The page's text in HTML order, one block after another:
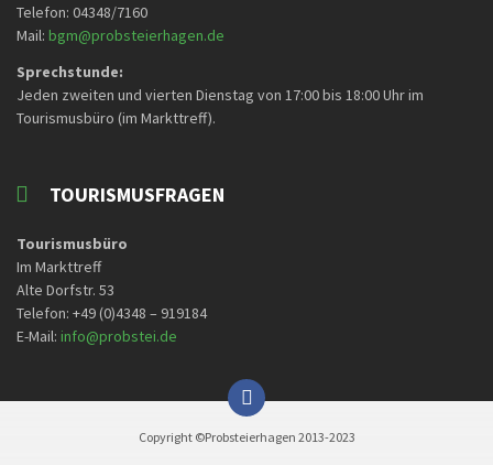
Telefon: 04348/7160
Mail: bgm@probsteierhagen.de
Sprechstunde:
Jeden zweiten und vierten Dienstag von 17:00 bis 18:00 Uhr im
Tourismusbüro (im Markttreff).
TOURISMUSFRAGEN
Tourismusbüro
Im Markttreff
Alte Dorfstr. 53
Telefon: +49 (0)4348 – 919184
E-Mail: info@probstei.de
Copyright ©Probsteierhagen 2013-2023